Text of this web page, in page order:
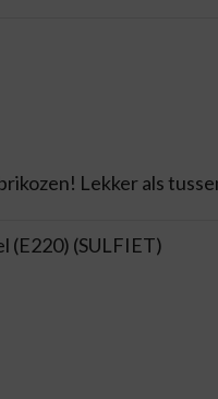
Lekker als
(E220) (SULFIET)